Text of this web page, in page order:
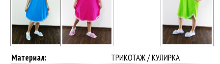
Материал: ТРИКОТАЖ / КУЛИРКА